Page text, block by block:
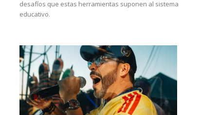
desafíos que estas herramientas suponen al sistema
educativo.